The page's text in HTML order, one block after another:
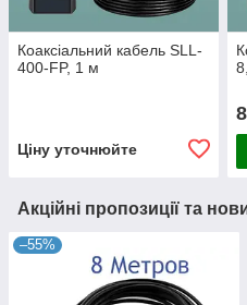
Коаксіальний кабель SLL-
400-FP, 1 м
Ціну уточнюйте
Акційні пропозиції та
–55%